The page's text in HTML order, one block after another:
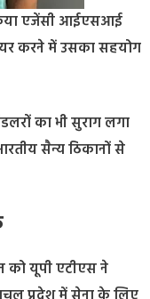
एजेंसी आईएसआई
करने में उसका सहयोग
का भी सुराग लगा
सैन्य ठिकानों से
को यूपी एटीएस ने